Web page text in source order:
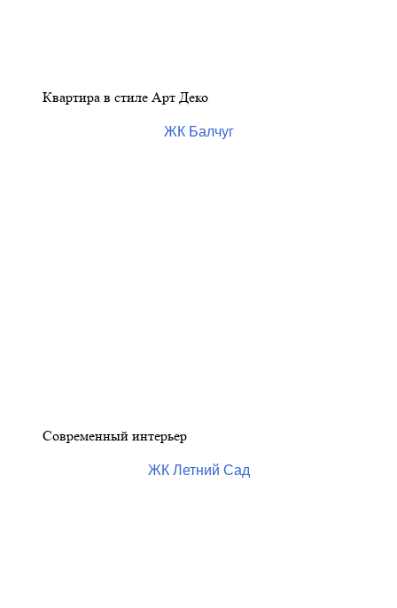
Квартира в стиле Арт Деко
ЖК Балчуг
Современный интерьер
ЖК Летний Сад